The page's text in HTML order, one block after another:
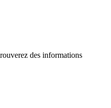
des informations